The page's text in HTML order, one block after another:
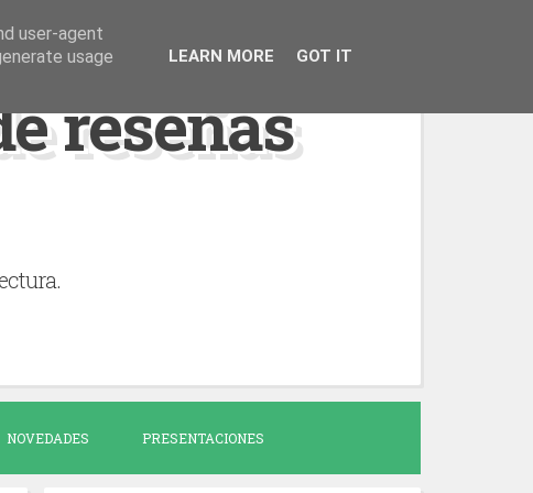
reseñas
NOVEDADES PRESENTACIONES
user-agent
usage
LEARN MORE GOT IT